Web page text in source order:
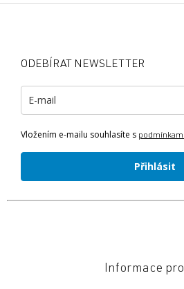
ODEBÍRAT NEWSLETTER
Vložením e-mailu souhlasíte s
Přihlásit
Informace